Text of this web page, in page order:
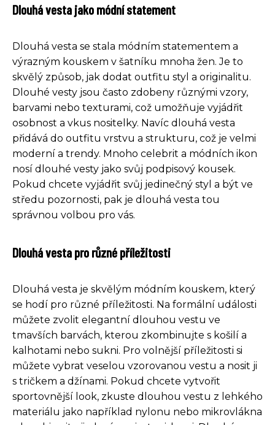
Dlouhá vesta jako módní statement
Dlouhá vesta se stala módním statementem a
výrazným kouskem v šatníku mnoha žen. Je to
skvělý způsob, jak dodat outfitu styl a originalitu.
Dlouhé vesty jsou často zdobeny různými vzory,
barvami nebo texturami, což umožňuje vyjádřit
osobnost a vkus nositelky. Navíc dlouhá vesta
přidává do outfitu vrstvu a strukturu, což je velmi
moderní a trendy. Mnoho celebrit a módních ikon
nosí dlouhé vesty jako svůj podpisový kousek.
Pokud chcete vyjádřit svůj jedinečný styl a být ve
středu pozornosti, pak je dlouhá vesta tou
správnou volbou pro vás.
Dlouhá vesta pro různé příležitosti
Dlouhá vesta je skvělým módním kouskem, který
se hodí pro různé příležitosti. Na formální události
můžete zvolit elegantní dlouhou vestu ve
tmavších barvách, kterou zkombinujte s košilí a
kalhotami nebo sukni. Pro volnější příležitosti si
můžete vybrat veselou vzorovanou vestu a nosit ji
s tričkem a džínami. Pokud chcete vytvořit
sportovnější look, zkuste dlouhou vestu z lehkého
materiálu jako například nylonu nebo mikrovlákna